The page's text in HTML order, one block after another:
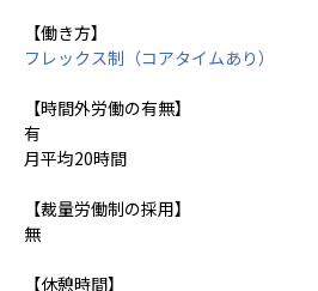
【働き方】
フレックス制（コアタイムあり）
【時間外労働の有無】
有
月平均20時間
【裁量労働制の採用】
無
【休憩時間】